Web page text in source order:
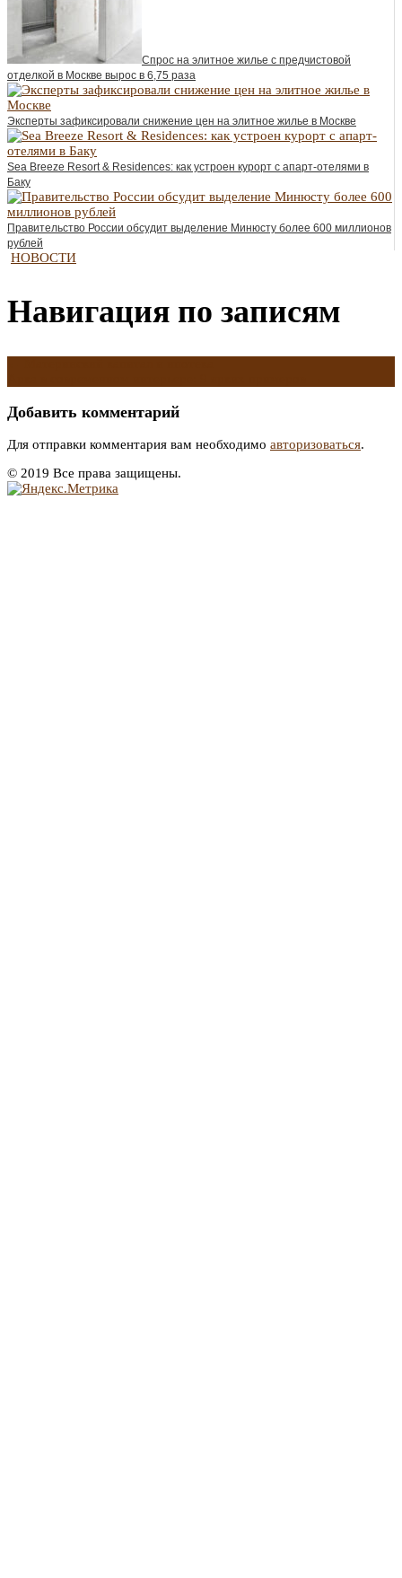
Спрос на элитное жилье с предчистовой
отделкой в Москве вырос в 6,75 раза
Эксперты зафиксировали снижение цен на элитное жилье в Москве
Sea Breeze Resort & Residences: как устроен курорт с апарт-отелями в
Баку
Правительство России обсудит выделение Минюсту более 600 миллионов
рублей
НОВОСТИ
Навигация по записям
Добавить комментарий
Для отправки комментария вам необходимо авторизоваться.
© 2019 Все права защищены.